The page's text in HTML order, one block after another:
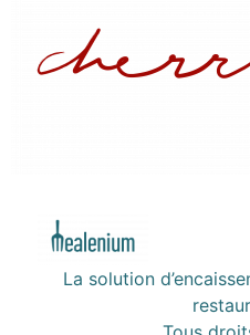
La solution